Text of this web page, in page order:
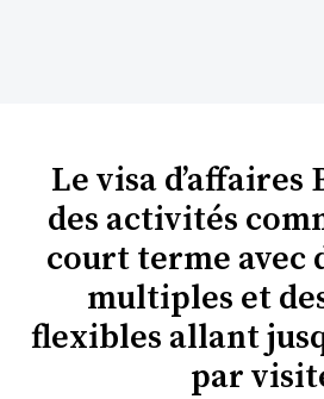
Le visa d’affaires
des activités
court terme avec
multiples et
flexibles allant
par